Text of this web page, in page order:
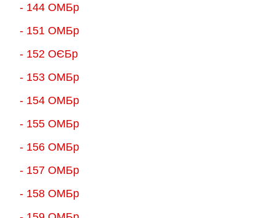
- 144 ОМБр
- 151 ОМБр
- 152 ОЄБр
- 153 ОМБр
- 154 ОМБр
- 155 ОMБр
- 156 ОMБр
- 157 ОМБр
- 158 ОМБр